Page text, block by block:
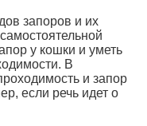
запоров и их
у кошки и уметь
В
и запор
если речь идет о